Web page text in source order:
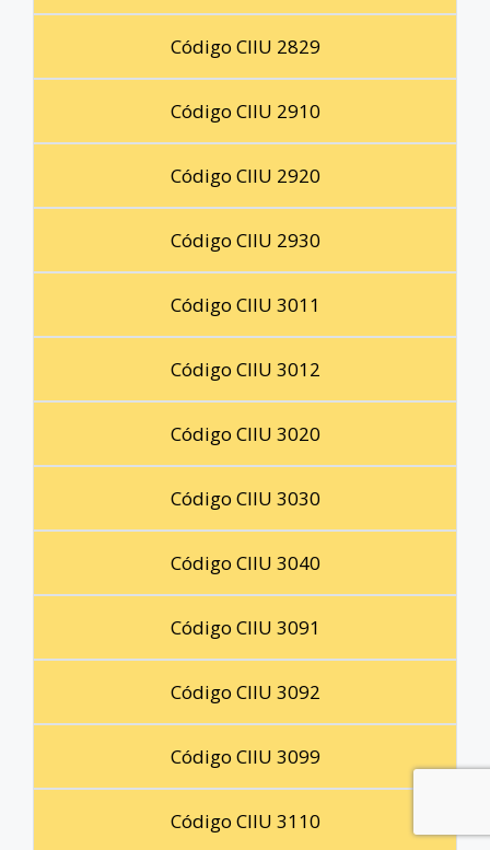
Código CIIU 2829
Código CIIU 2910
Código CIIU 2920
Código CIIU 2930
Código CIIU 3011
Código CIIU 3012
Código CIIU 3020
Código CIIU 3030
Código CIIU 3040
Código CIIU 3091
Código CIIU 3092
Código CIIU 3099
Código CIIU 3110